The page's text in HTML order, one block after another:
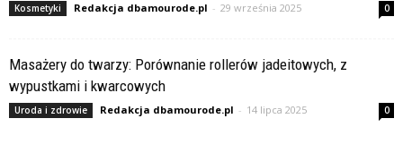
Kosmetyki Redakcja dbamourode.pl - 29 września 2025 0
Masażery do twarzy: Porównanie rollerów jadeitowych, z
wypustkami i kwarcowych
Uroda i zdrowie Redakcja dbamourode.pl - 14 lipca 2025 0